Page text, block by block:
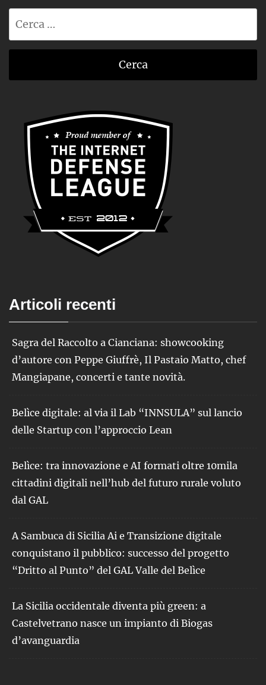
Articoli recenti
Sagra del Raccolto a Cianciana: showcooking
d’autore con Peppe Giuffrè, Il Pastaio Matto, chef
Mangiapane, concerti e tante novità.
Belìce digitale: al via il Lab “INNSULA” sul lancio
delle Startup con l’approccio Lean
Belìce: tra innovazione e AI formati oltre 10mila
cittadini digitali nell’hub del futuro rurale voluto
dal GAL
A Sambuca di Sicilia Ai e Transizione digitale
conquistano il pubblico: successo del progetto
“Dritto al Punto” del GAL Valle del Belìce
La Sicilia occidentale diventa più green: a
Castelvetrano nasce un impianto di Biogas
d’avanguardia